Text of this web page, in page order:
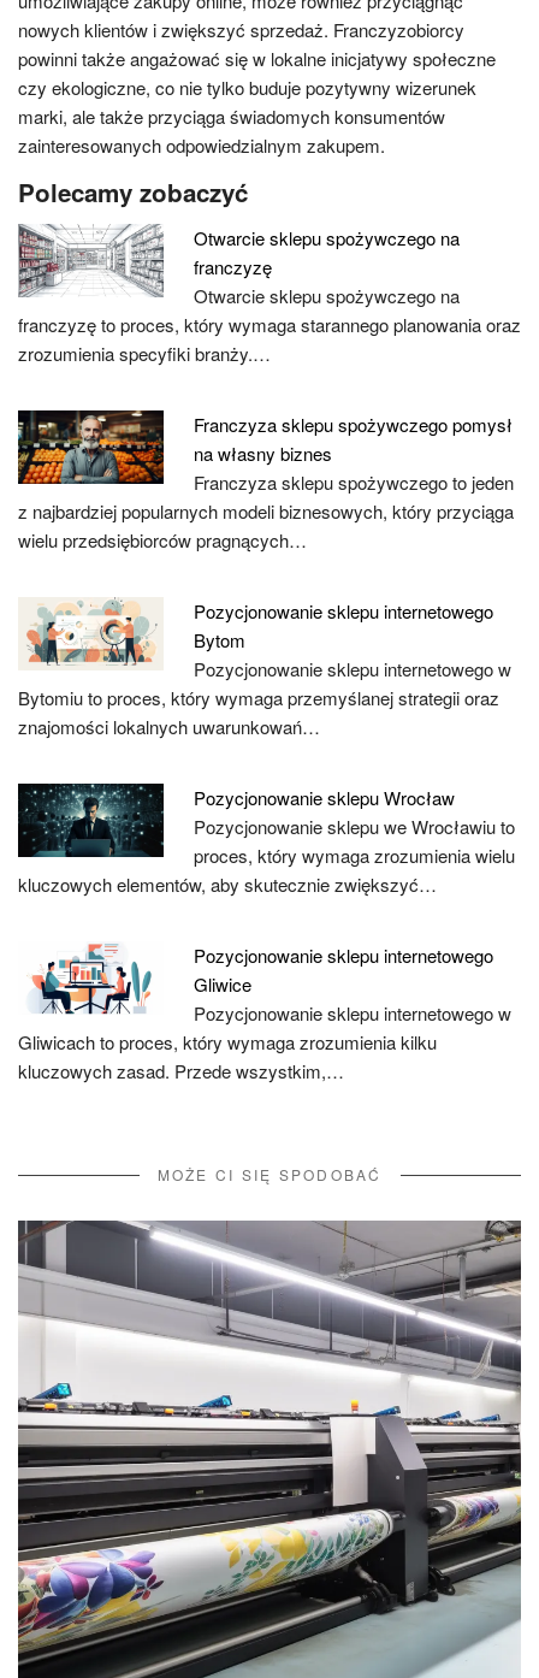
nowych klientów i zwiększyć sprzedaż. Franczyzobiorcy
powinni także angażować się w lokalne inicjatywy społeczne
czy ekologiczne, co nie tylko buduje pozytywny wizerunek
marki, ale także przyciąga świadomych konsumentów
zainteresowanych odpowiedzialnym zakupem.
Polecamy zobaczyć
Otwarcie sklepu spożywczego na
franczyzę
Otwarcie sklepu spożywczego na
franczyzę to proces, który wymaga starannego planowania oraz
zrozumienia specyfiki branży.…
Franczyza sklepu spożywczego pomysł
na własny biznes
Franczyza sklepu spożywczego to jeden
z najbardziej popularnych modeli biznesowych, który przyciąga
wielu przedsiębiorców pragnących…
Pozycjonowanie sklepu internetowego
Bytom
Pozycjonowanie sklepu internetowego w
Bytomiu to proces, który wymaga przemyślanej strategii oraz
znajomości lokalnych uwarunkowań…
Pozycjonowanie sklepu Wrocław
Pozycjonowanie sklepu we Wrocławiu to
proces, który wymaga zrozumienia wielu
kluczowych elementów, aby skutecznie zwiększyć…
Pozycjonowanie sklepu internetowego
Gliwice
Pozycjonowanie sklepu internetowego w
Gliwicach to proces, który wymaga zrozumienia kilku
kluczowych zasad. Przede wszystkim,…
MOŻE CI SIĘ SPODOBAĆ